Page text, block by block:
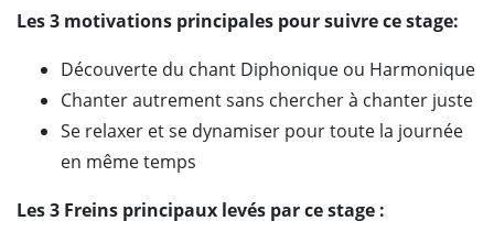
Les 3 motivations principales pour suivre ce stage:
Découverte du chant Diphonique ou Harmonique
Chanter autrement sans chercher à chanter juste
Se relaxer et se dynamiser pour toute la journée
en même temps
Les 3 Freins principaux levés par ce stage :